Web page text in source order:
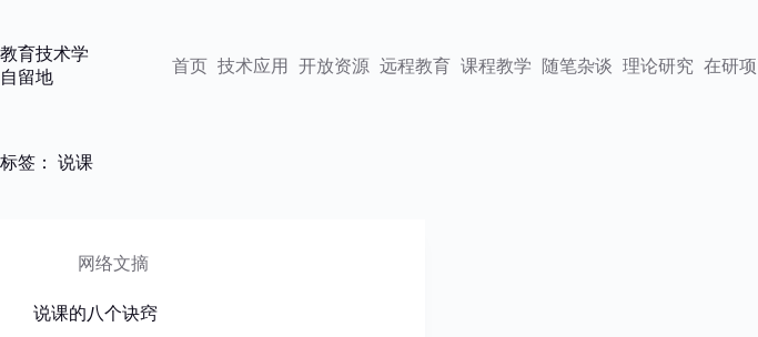
内
容
教育技术学
自留地
首页 技术应用 开放资源 远程教育 课程教学 随笔杂谈 理论研究 在研项
标签： 说课
网络文摘
说课的八个诀窍